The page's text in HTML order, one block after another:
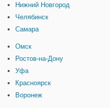
Нижний Новгород
Челябинск
Самара
Омск
Ростов-на-Дону
Уфа
Красноярск
Воронеж